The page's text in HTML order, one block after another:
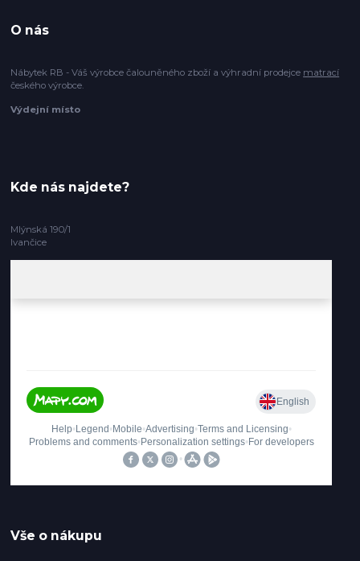
O nás
Nábytek RB - Váš výrobce čalouněného zboží a výhradní prodejce matrací
českého výrobce.
Výdejní místo
Kde nás najdete?
Mlýnská 190/1
Ivančice
Vše o nákupu